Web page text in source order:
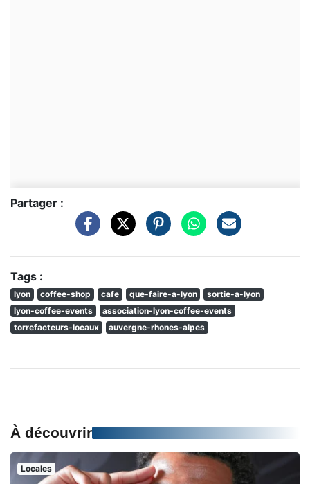
Partager :
Tags :
lyon coffee-shop cafe que-faire-a-lyon
sortie-a-lyon
lyon-coffee-events
association-lyon-coffee-events
torrefacteurs-locaux
auvergne-rhones-alpes
À découvrir
Locales